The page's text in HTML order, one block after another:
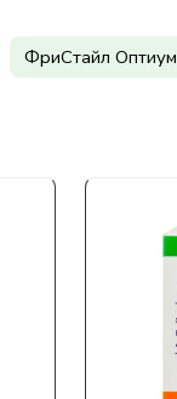
ФриСтайл Оптиум